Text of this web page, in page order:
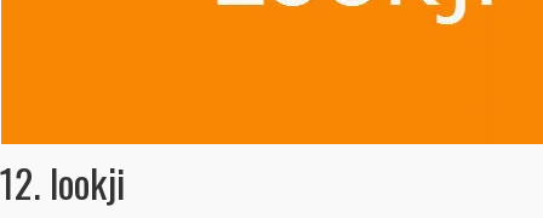
12. lookji